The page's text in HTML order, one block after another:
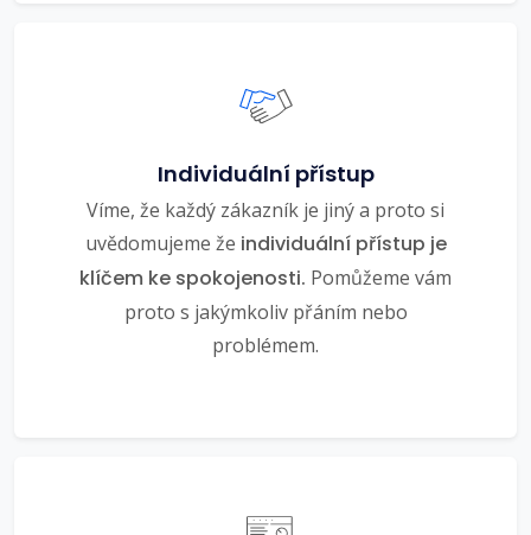
Individuální přístup
Víme, že každý zákazník je jiný a proto si
uvědomujeme že individuální přístup je
klíčem ke spokojenosti. Pomůžeme vám
proto s jakýmkoliv přáním nebo
problémem.